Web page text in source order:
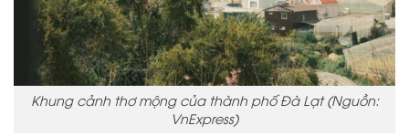
Khung cảnh thơ mộng của thành phố Đà Lạt (Nguồn:
VnExpress)